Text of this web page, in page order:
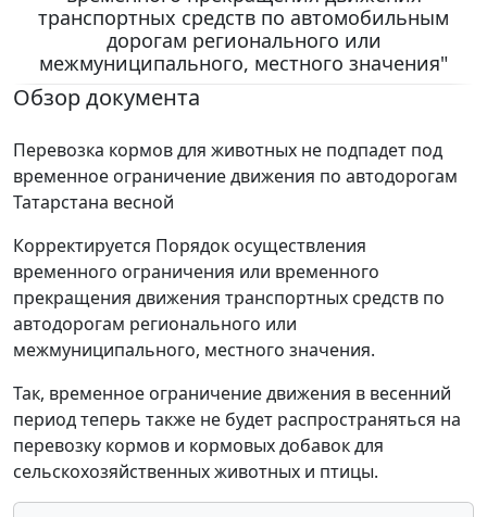
транспортных средств по автомобильным
дорогам регионального или
межмуниципального, местного значения"
Обзор документа
Перевозка кормов для животных не подпадет под
временное ограничение движения по автодорогам
Татарстана весной
Корректируется Порядок осуществления
временного ограничения или временного
прекращения движения транспортных средств по
автодорогам регионального или
межмуниципального, местного значения.
Так, временное ограничение движения в весенний
период теперь также не будет распространяться на
перевозку кормов и кормовых добавок для
сельскохозяйственных животных и птицы.